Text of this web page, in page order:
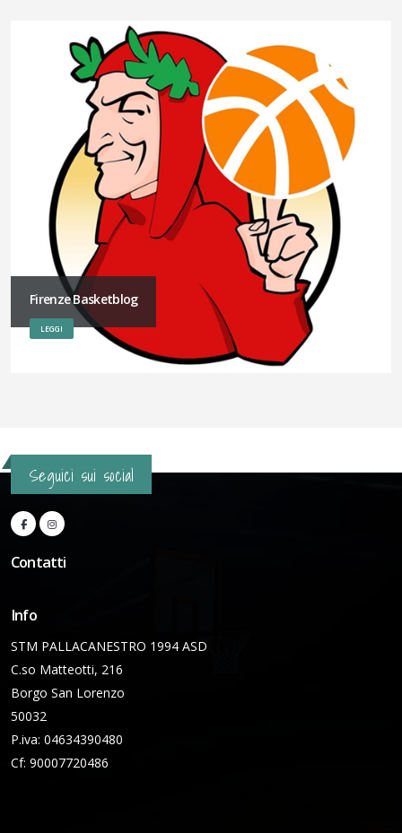
Firenze Basketblog
LEGGI
Seguici sui social
Contatti
Info
STM PALLACANESTRO 1994 ASD
C.so Matteotti, 216
Borgo San Lorenzo
50032
P.iva: 04634390480
Cf: 90007720486